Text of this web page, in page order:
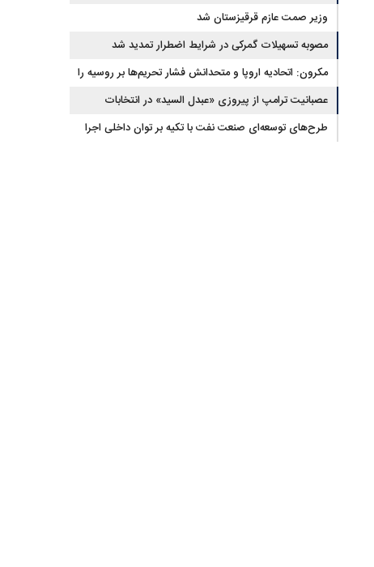
عملیات جاده‌ای
وزیر صمت عازم قرقیزستان شد
مصوبه تسهیلات گمرکی در شرایط اضطرار تمدید شد
مکرون: اتحادیه اروپا و متحدانش فشار تحریم‌ها بر روسیه را
افزایش خواهند داد
عصبانیت ترامپ از پیروزی «عبدل السید» در انتخابات
مقدماتی حزب دموکرات در میشیگان
طرح‌های توسعه‌ای صنعت نفت با تکیه بر توان داخلی اجرا